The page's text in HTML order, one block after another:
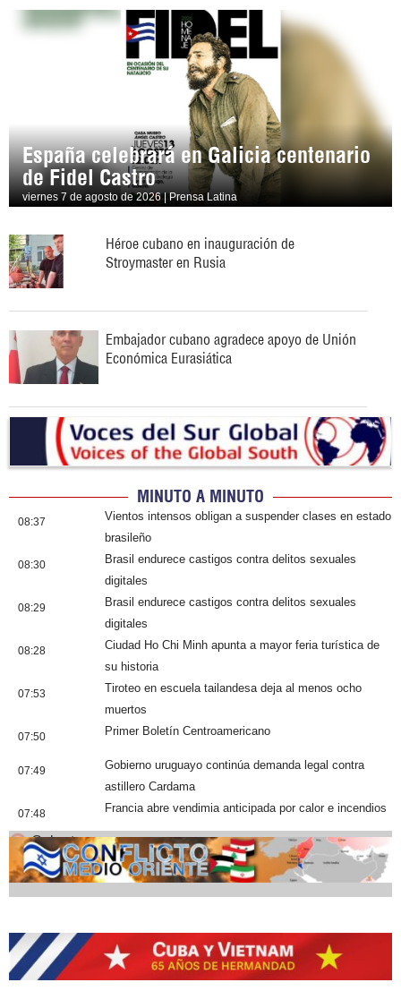
España celebrará en Galicia centenario
de Fidel Castro
viernes 7 de agosto de 2026 | Prensa Latina
Héroe cubano en inauguración de
Stroymaster en Rusia
Embajador cubano agradece apoyo de Unión
Económica Eurasiática
MINUTO A MINUTO
08:37
Vientos intensos obligan a suspender clases en estado
brasileño
08:30
Brasil endurece castigos contra delitos sexuales
digitales
08:29
Brasil endurece castigos contra delitos sexuales
digitales
08:28
Ciudad Ho Chi Minh apunta a mayor feria turística de
su historia
07:53
Tiroteo en escuela tailandesa deja al menos ocho
muertos
07:50 Primer Boletín Centroamericano
07:49
Gobierno uruguayo continúa demanda legal contra
astillero Cardama
07:48 Francia abre vendimia anticipada por calor e incendios
Cobertura